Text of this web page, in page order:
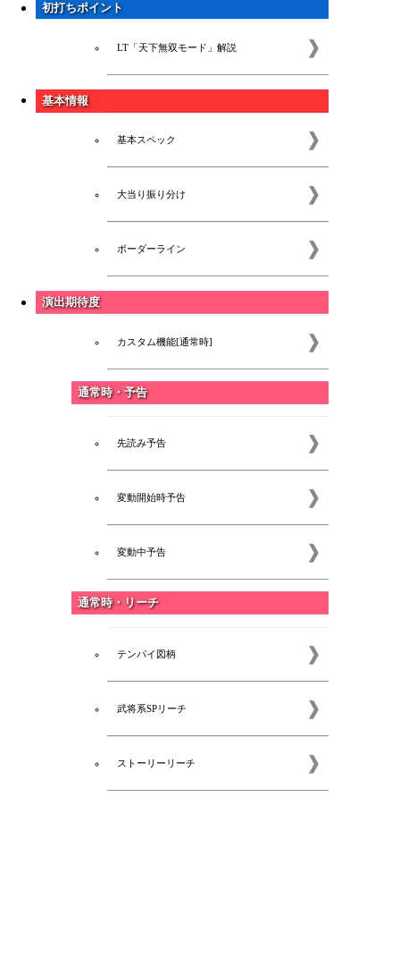
初打ちポイント
LT「天下無双モード」解説
基本情報
基本スペック
大当り振り分け
ボーダーライン
演出期待度
カスタム機能[通常時]
通常時・予告
先読み予告
変動開始時予告
変動中予告
通常時・リーチ
テンパイ図柄
武将系SPリーチ
ストーリーリーチ